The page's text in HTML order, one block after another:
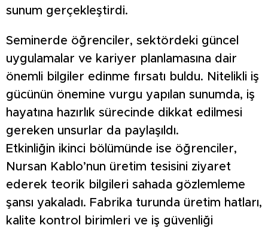
sunum gerçekleştirdi.
Seminerde öğrenciler, sektördeki güncel
uygulamalar ve kariyer planlamasına dair
önemli bilgiler edinme fırsatı buldu. Nitelikli iş
gücünün önemine vurgu yapılan sunumda, iş
hayatına hazırlık sürecinde dikkat edilmesi
gereken unsurlar da paylaşıldı.
Etkinliğin ikinci bölümünde ise öğrenciler,
Nursan Kablo’nun üretim tesisini ziyaret
ederek teorik bilgileri sahada gözlemleme
şansı yakaladı. Fabrika turunda üretim hatları,
kalite kontrol birimleri ve iş güvenliği